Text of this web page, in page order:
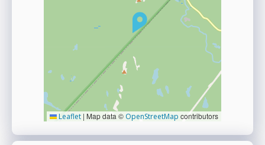
Leaflet | Map data © OpenStreetMap contributors